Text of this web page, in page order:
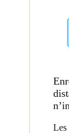
Czech
Les